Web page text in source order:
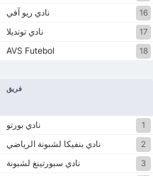
16
نادي ريو آفي
17
نادي تونديلا
18
فريق
1 نادي بورتو
2
نادي بنفيكا لشبونة الرياضي
3
نادي سبورتينغ لشبونة